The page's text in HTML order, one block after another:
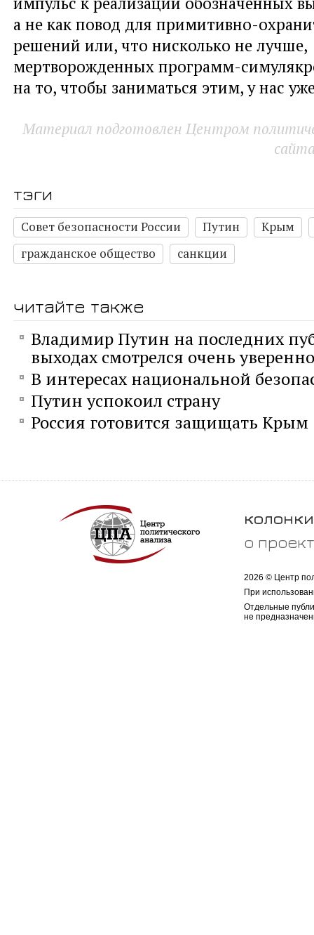
а не как повод для примитивно-
решений или, что нисколько не лучше,
мертворожденных программ-
на то, чтобы заниматься этим, у нас
Материал подготовлен Центром
тэги
Совет безопасности России Путин
Крым
гражданское общество
санкции
читайте также
Владимир Путин на последних
выходах смотрелся очень уверенно
В интересах национальной
Путин успокоил страну
Россия готовится защищать Крым
колонки
о
2026 © Центр
При
Отдельные
не